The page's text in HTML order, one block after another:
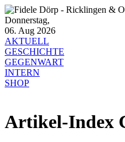
Donnerstag,
06. Aug 2026
AKTUELL
GESCHICHTE
GEGENWART
INTERN
SHOP
Artikel-Index